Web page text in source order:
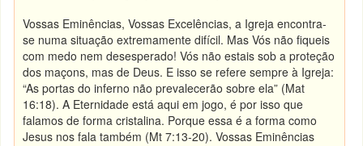
Vossas Eminências, Vossas Excelências, a Igreja encontra-
se numa situação extremamente difícil. Mas Vós não fiqueis
com medo nem desesperado! Vós não estais sob a proteção
dos maçons, mas de Deus. E isso se refere sempre à Igreja:
“As portas do inferno não prevalecerão sobre ela” (Mat
16:18). A Eternidade está aqui em jogo, é por isso que
falamos de forma cristalina. Porque essa é a forma como
Jesus nos fala também (Mt 7:13-20). Vossas Eminências